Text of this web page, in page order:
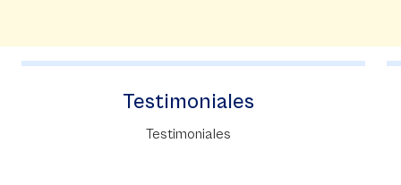
Noticias Forum
Entérese de lo último de Forum.